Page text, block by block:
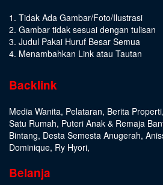
1. Tidak Ada Gambar/Foto/Ilustrasi
2. Gambar tidak sesuai dengan tulisan
3. Judul Pakai Huruf Besar Semua
4. Menambahkan Link atau Tautan
Backlink
Media Wanita, Pelataran, Berita Properti,
Satu Rumah, Puteri Anak & Remaja
Bintang, Desta Semesta Anugerah,
Dominique, Ry Hyori,
Belanja